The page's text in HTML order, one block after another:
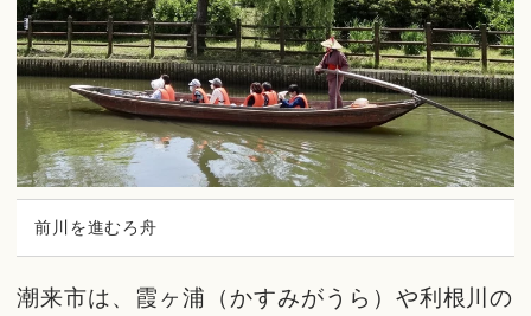
前川を進むろ舟
潮来市は、霞ヶ浦（かすみがうら）や利根川の